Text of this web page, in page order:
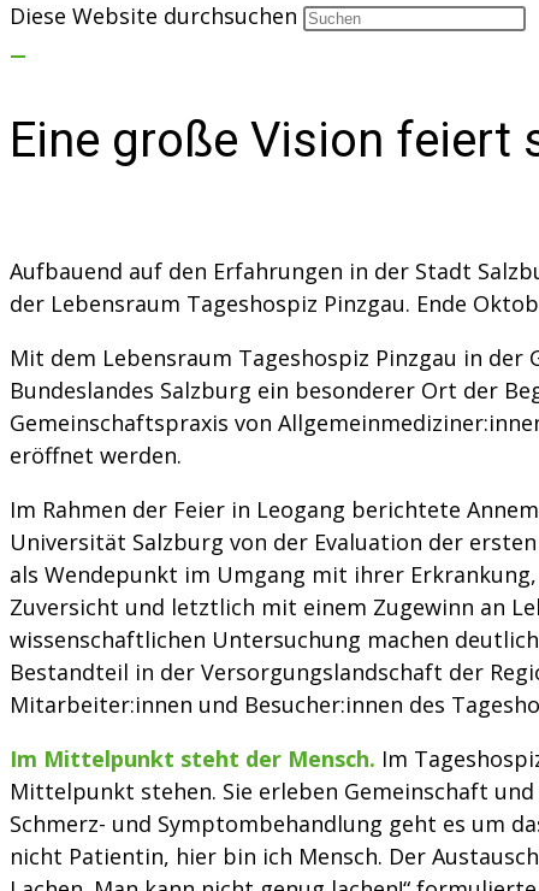
Diese Website durchsuchen
Eine große Vision feiert
Aufbauend auf den Erfahrungen in der Stadt
der Lebensraum Tageshospiz Pinzgau. Ende
Mit dem Lebensraum Tageshospiz Pinzgau in der
Bundeslandes Salzburg ein besonderer Ort der
Gemeinschaftspraxis von
eröffnet werden.
Im Rahmen der Feier in Leogang berichtete
Universität Salzburg von der Evaluation der
als Wendepunkt im Umgang mit ihrer
Zuversicht und letztlich mit einem Zugewinn an
wissenschaftlichen Untersuchung machen
Bestandteil in der Versorgungslandschaft der
Mitarbeiter:innen und Besucher:innen des
Im Mittelpunkt steht der Mensch. Im
Mittelpunkt stehen. Sie erleben Gemeinschaft
Schmerz- und Symptombehandlung geht es um
nicht Patientin, hier bin ich Mensch. Der